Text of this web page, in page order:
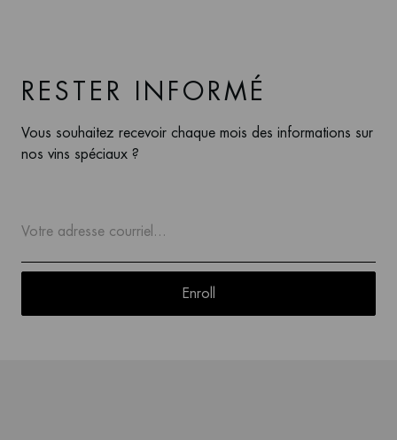
RESTER INFORMÉ
Vous souhaitez recevoir chaque mois des informations sur
nos vins spéciaux ?
Enroll